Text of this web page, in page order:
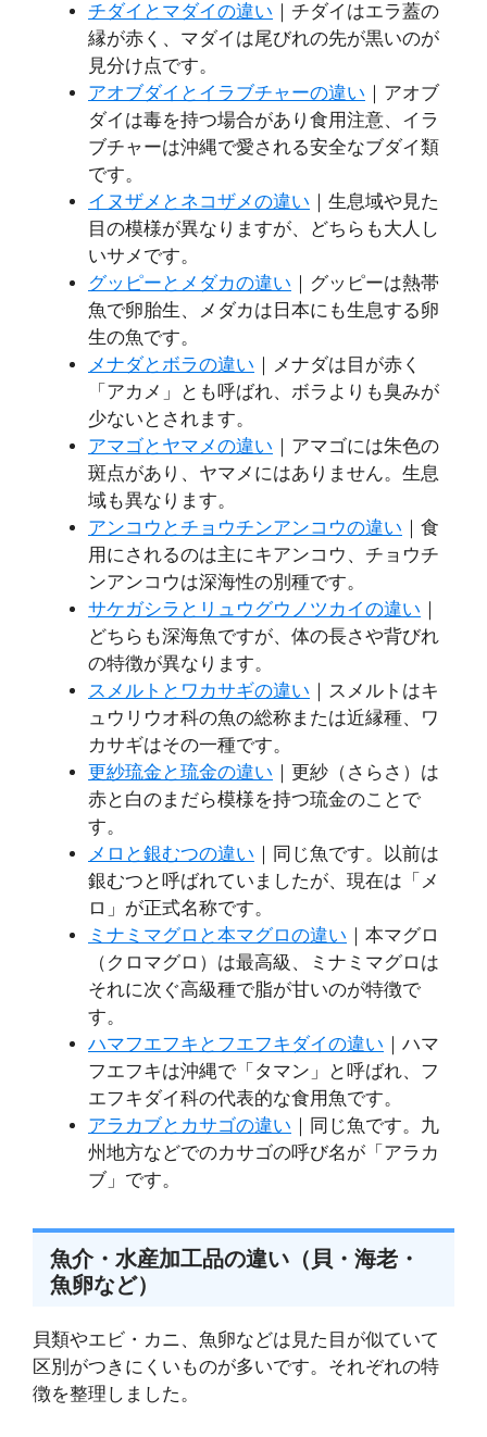
チダイとマダイの違い ｜チダイはエラ蓋の
縁が赤く、マダイは尾びれの先が黒いのが
見分け点です。
アオブダイとイラブチャーの違い ｜アオブ
ダイは毒を持つ場合があり食用注意、イラ
ブチャーは沖縄で愛される安全なブダイ類
です。
イヌザメとネコザメの違い ｜生息域や見た
目の模様が異なりますが、どちらも大人し
いサメです。
グッピーとメダカの違い ｜グッピーは熱帯
魚で卵胎生、メダカは日本にも生息する卵
生の魚です。
メナダとボラの違い ｜メナダは目が赤く
「アカメ」とも呼ばれ、ボラよりも臭みが
少ないとされます。
アマゴとヤマメの違い ｜アマゴには朱色の
斑点があり、ヤマメにはありません。生息
域も異なります。
アンコウとチョウチンアンコウの違い ｜食
用にされるのは主にキアンコウ、チョウチ
ンアンコウは深海性の別種です。
サケガシラとリュウグウノツカイの違い
どちらも深海魚ですが、体の長さや背びれ
の特徴が異なります。
スメルトとワカサギの違い ｜スメルトはキ
ュウリウオ科の魚の総称または近縁種、ワ
カサギはその一種です。
更紗琉金と琉金の違い ｜更紗（さらさ）は
赤と白のまだら模様を持つ琉金のことで
す。
メロと銀むつの違い ｜同じ魚です。以前は
銀むつと呼ばれていましたが、現在は「メ
ロ」が正式名称です。
ミナミマグロと本マグロの違い ｜本マグロ
（クロマグロ）は最高級、ミナミマグロは
それに次ぐ高級種で脂が甘いのが特徴で
す。
ハマフエフキとフエフキダイの違い ｜ハマ
フエフキは沖縄で「タマン」と呼ばれ、フ
エフキダイ科の代表的な食用魚です。
アラカブとカサゴの違い ｜同じ魚です。九
州地方などでのカサゴの呼び名が「アラカ
ブ」です。
魚介・水産加工品の違い（貝・海老・
魚卵など）
貝類やエビ・カニ、魚卵などは見た目が似ていて
区別がつきにくいものが多いです。それぞれの特
徴を整理しました。